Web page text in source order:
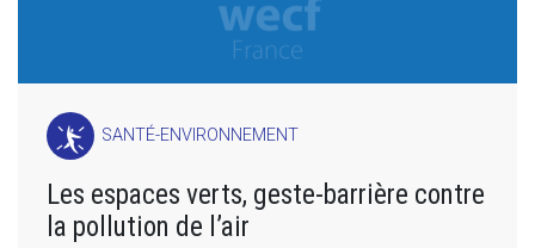
SANTÉ-ENVIRONNEMENT
Les espaces verts, geste-barrière contre
la pollution de l’air